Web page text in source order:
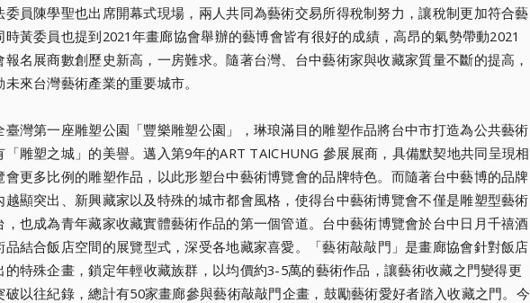
員陳學聖也出席開幕式現場， 兩人共同為藝術交易所得稅制努力，讓稅制更加符合藝
時黃委員也提到2021年畫廊協會舉辦的藝博會皆有很好的成績 ，高昂的氣勢帶動2021
名展商數創歷史新高， 一房難求。隨著台灣、台中藝術家與收藏家質量不斷的提高，
來台灣藝術產業的重要城市。
臺灣第一座雕塑公園「豐樂雕塑公園」， 琳琅滿目的雕塑作品將台中市打造為公共藝術
「雕塑之城」的美譽。邁入第9年的ART TAICHUNG 參展展商， 具備默契地共同呈現相
更多比例的雕塑作品， 以此形塑台中藝術博覽會的品牌特色。 而隨著台中藝博的品牌
顯突出、 新興藏家以及特殊的城市都會風格， 使得台中藝術博覽會不僅是雕塑型藝術
也成為青年藏家收藏實體藝術作品的第一個管道。 台中藝術博覽會於台中日月千禧酒
品結合飯店空間的展覽型式，深受各地藏家喜愛。「藝術敲敲門」是畫廊協會針對飯店
的特殊企畫，鎖定年輕收藏族群，以均價約3-5萬的藝術作品，讓藝術收藏之門變得更
破以往紀錄，總計有50家畫廊參與藝術敲敲門企畫， 鼓勵藝術愛好者踏入收藏之門。今